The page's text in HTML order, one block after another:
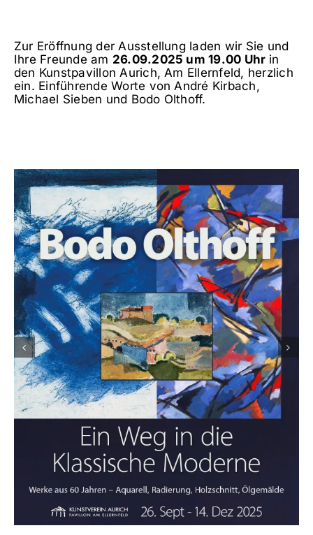
Zur Eröffnung der Ausstellung laden wir Sie und
Ihre Freunde am 26.09.2025 um 19.00 Uhr in
den Kunst­pavillon Aurich, Am Ellernfeld, herzlich
ein. Einführende Worte von André Kirbach,
Michael Sieben und Bodo Olthoff.